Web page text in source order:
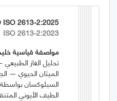
ISO 2613-2:2025
ISO 2613-2:2023
مواصفة قياسية
تحليل الغاز
السيلوكسان بواسطة
الطيف الأيوني